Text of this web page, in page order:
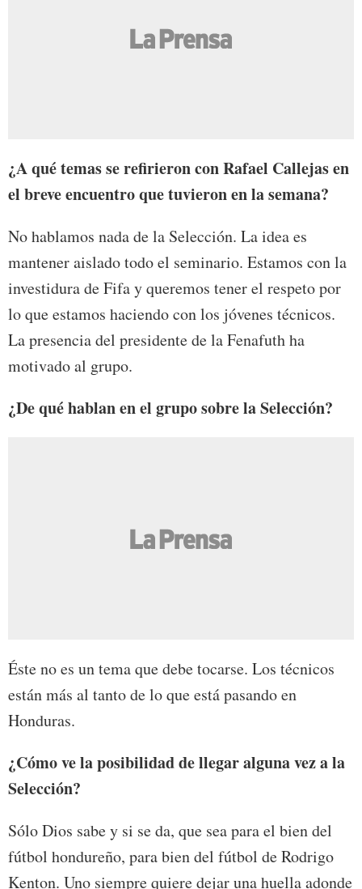
¿A qué temas se refirieron con Rafael Callejas en
el breve encuentro que tuvieron en la semana?
No hablamos nada de la Selección. La idea es
mantener aislado todo el seminario. Estamos con la
investidura de Fifa y queremos tener el respeto por
lo que estamos haciendo con los jóvenes técnicos.
La presencia del presidente de la Fenafuth ha
motivado al grupo.
¿De qué hablan en el grupo sobre la Selección?
Éste no es un tema que debe tocarse. Los técnicos
están más al tanto de lo que está pasando en
Honduras.
¿Cómo ve la posibilidad de llegar alguna vez a la
Selección?
Sólo Dios sabe y si se da, que sea para el bien del
fútbol hondureño, para bien del fútbol de Rodrigo
Kenton. Uno siempre quiere dejar una huella adonde